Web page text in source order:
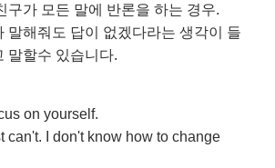
구가 모든 말에 반론을 하는 경우.
말해줘도 답이 없겠다라는 생각이 들
말할수 있습니다.
on yourself.
can't. I don't know how to change